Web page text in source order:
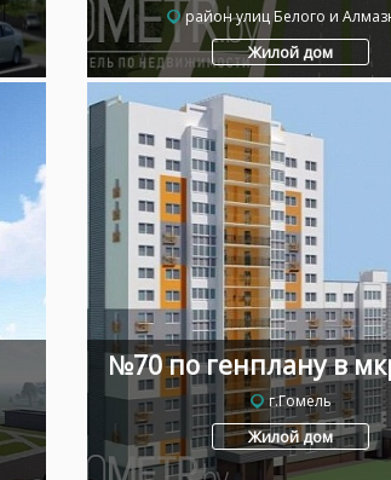
район улиц Белого и
Жилой дом
№70 по генплану в
г.Гомель
Жилой дом